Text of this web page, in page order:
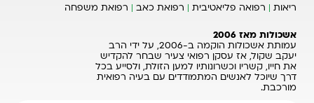
ריאות
רפואה פליאטיבית רפואת כאב רפואת משפחה
אשכולות מאז 2006
עמותת אשכולות הוקמה ב-2006, על ידי הרב
יעקב שקול, אז עסקן רפואי צעיר שבחר להקדיש
את חייו, קשריו וכשרונותיו למען הזולת, ולסייע בכל
דרך שיוכל לאנשים המתמודדים עם בעיה רפואית
מורכבת.